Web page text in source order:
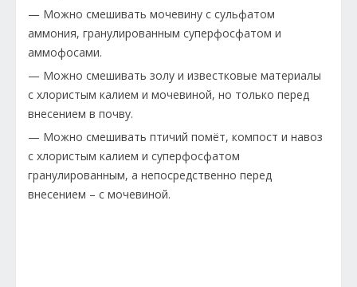
— Можно смешивать мочевину с сульфатом
аммония, гранулированным суперфосфатом и
аммофосами.
— Можно смешивать золу и известковые материалы
с хлористым калием и мочевиной, но только перед
внесением в почву.
— Можно смешивать птичий помёт, компост и навоз
с хлористым калием и суперфосфатом
гранулированным, а непосредственно перед
внесением – с мочевиной.